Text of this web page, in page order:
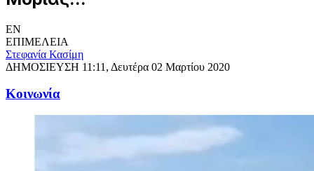
EN
ΕΠΙΜΕΛΕΙΑ
Στεφανία Κασίμη
ΔΗΜΟΣΙΕΥΣΗ 11:11, Δευτέρα 02 Μαρτίου 2020
Κοινωνία